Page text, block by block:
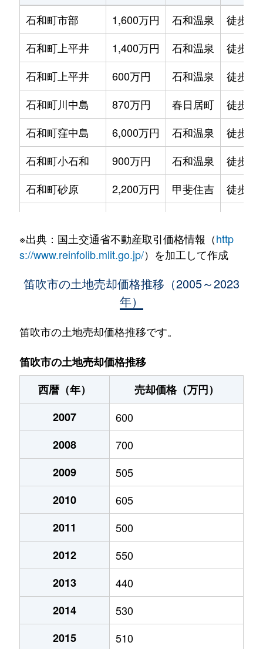
石和町市部
1,600万円 石和温泉
徒歩13
石和町上平井
1,400万円 石和温泉
徒歩45
石和町上平井
600万円 石和温泉
徒歩45
石和町川中島
870万円 春日居町
徒歩45
石和町窪中島
6,000万円 石和温泉
徒歩18
石和町小石和
900万円 石和温泉
徒歩1
石和町砂原
2,200万円 甲斐住吉
徒歩1
石和町八田
5,100万円 石和温泉
徒歩12
650万円
石和町広瀬
750万円
石和町広瀬
6,300万円
石和町広瀬
6,300万円 石和温泉
石和町広瀬
2,600万円
石和町松本
1,000万円
石和町松本
650万円
石和町四日市場
2,500万円
石和町四日市場
2,800万円
一宮町一ノ宮
350万円
一宮町中尾
560万円
春日居町桑戸
350万円
春日居町国府
800万円
※出典：国土交通省不動産取引価格情報（http
s://www.reinfolib.mlit.go.jp/）を加工して作成
笛吹市の土地売却価格推移（2005～2023
年）
笛吹市の土地売却価格推移です。
笛吹市の土地売却価格推移
西暦（年）
売却価格（万円）
2007
600
2008
700
2009
505
2010
605
2011
500
2012
550
2013
440
2014
530
2015
510